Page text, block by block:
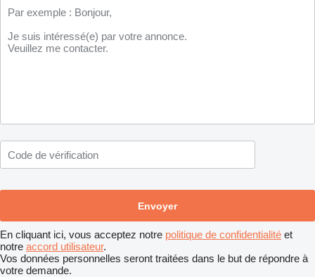
En cliquant ici, vous acceptez notre politique de confidentialité et
notre accord utilisateur.
Vos données personnelles seront traitées dans le but de répondre à
votre demande.